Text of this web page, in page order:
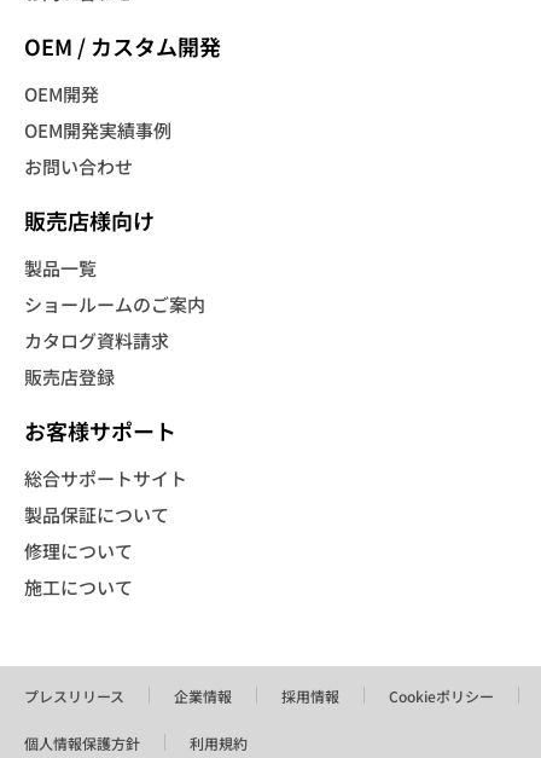
OEM / カスタム開発
OEM開発
OEM開発実績事例
お問い合わせ
販売店様向け
製品一覧
ショールームのご案内
カタログ資料請求
販売店登録
お客様サポート
総合サポートサイト
製品保証について
修理について
施工について
プレスリリース 企業情報 採用情報 Cookieポリシー
個人情報保護方針 利用規約